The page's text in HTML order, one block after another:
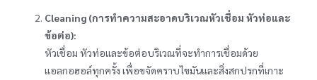
Cleaning (การทำความสะอาดบริเวณหัวเชื่อม หัวท่อและ
ข้อต่อ):
หัวเชื่อม หัวท่อและข้อต่อบริเวณที่จะทำการเชื่อมด้วย
แอลกอฮอล์ทุกครั้ง เพื่อขจัดคราบไขมันและสิ่งสกปรกที่เกาะ